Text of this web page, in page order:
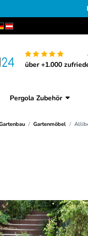
über +1.000
Pergola Zubehör
Gartenmöbel